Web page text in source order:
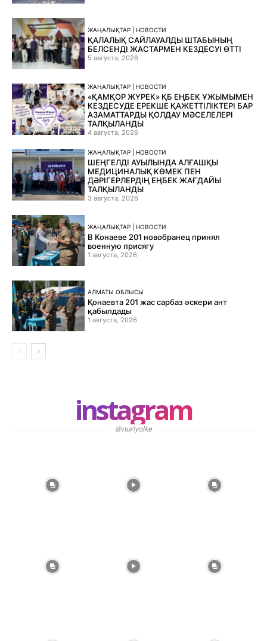
ЖАҢАЛЫҚТАР | НОВОСТИ
ҚАЛАЛЫҚ САЙЛАУАЛДЫ ШТАБЫНЫҢ
БЕЛСЕНДІ ЖАСТАРМЕН КЕЗДЕСУІ ӨТТІ
5 августа, 2026
ЖАҢАЛЫҚТАР | НОВОСТИ
«ҚАМҚОР ЖҮРЕК» ҚБ ЕҢБЕК ҰЖЫМЫМЕН
КЕЗДЕСУДЕ ЕРЕКШЕ ҚАЖЕТТІЛІКТЕРІ БАР
АЗАМАТТАРДЫ ҚОЛДАУ МӘСЕЛЕЛЕРІ
ТАЛҚЫЛАНДЫ
4 августа, 2026
ЖАҢАЛЫҚТАР | НОВОСТИ
ШЕҢГЕЛДІ АУЫЛЫНДА АЛҒАШҚЫ
МЕДИЦИНАЛЫҚ КӨМЕК ПЕН
ДӘРІГЕРЛЕРДІҢ ЕҢБЕК ЖАҒДАЙЫ
ТАЛҚЫЛАНДЫ
3 августа, 2026
ЖАҢАЛЫҚТАР | НОВОСТИ
В Конаеве 201 новобранец принял
военную присягу
1 августа, 2026
АЛМАТЫ ОБЛЫСЫ
Қонаевта 201 жас сарбаз әскери ант
қабылдады
1 августа, 2026
instagram
@nurlyolke